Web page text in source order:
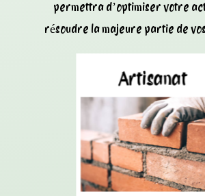
permettra d’optimiser votre
résoudre la majeure partie de